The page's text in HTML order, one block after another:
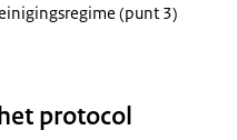
(punt 3)
protocol